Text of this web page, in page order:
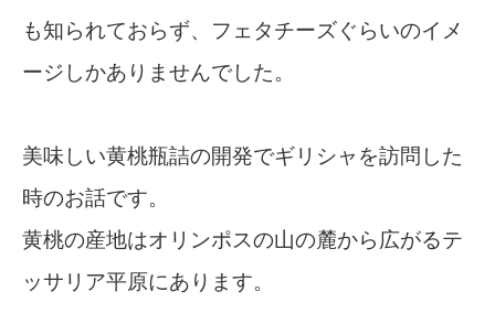
も知られておらず、フェタチーズぐらいのイメ
ージしかありませんでした。
美味しい黄桃瓶詰の開発でギリシャを訪問した
時のお話です。
黄桃の産地はオリンポスの山の麓から広がるテ
ッサリア平原にあります。